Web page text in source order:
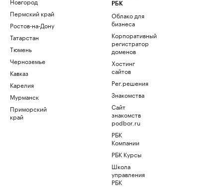
Пермский край
Ростов-на-Дону
Татарстан
Тюмень
Черноземье
Кавказ
Карелия
Мурманск
Приморский
край
РБК
Облако для
бизнеса
Корпоративный
регистратор
доменов
Хостинг
сайтов
Рег.решения
Знакомства
Сайт
знакомств
podbor.ru
РБК
Компании
РБК Курсы
Школа
управления
РБК